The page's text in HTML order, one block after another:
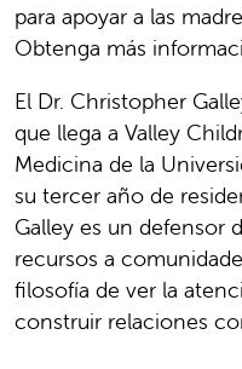
para apoyar a las
Obtenga más
El Dr. Christopher
que llega a Valley
Medicina de la
su tercer año de
Galley es un defensor
recursos a
filosofía de ver la
construir relaciones